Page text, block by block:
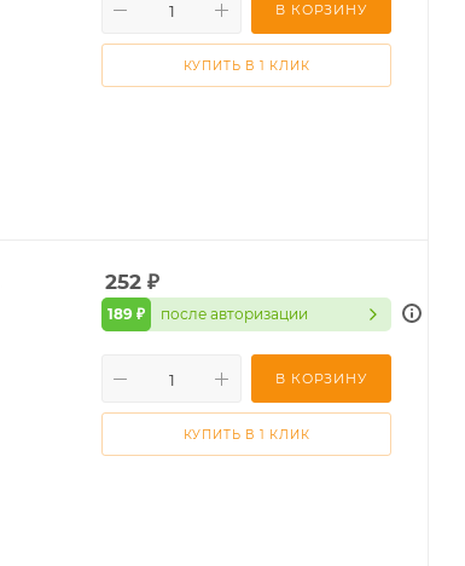
В КОРЗИНУ
КУПИТЬ В 1 КЛИК
252 ₽
189 ₽ после авторизации
В КОРЗИНУ
КУПИТЬ В 1 КЛИК